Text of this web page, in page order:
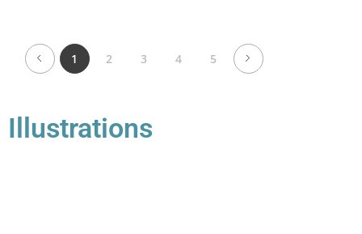
1 2 3 4 5
Illustrations